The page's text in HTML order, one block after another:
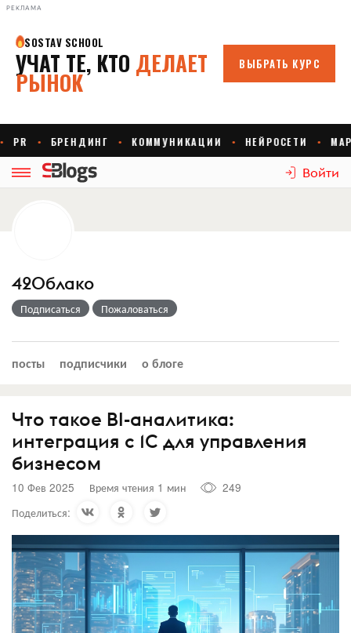
РЕКЛАМА
Войти
42Облако
Подписаться Пожаловаться
посты подписчики о блоге
Что такое BI-аналитика:
интеграция с 1С для управления
бизнесом
10 Фев 2025 Время чтения 1 мин
249
Поделиться: